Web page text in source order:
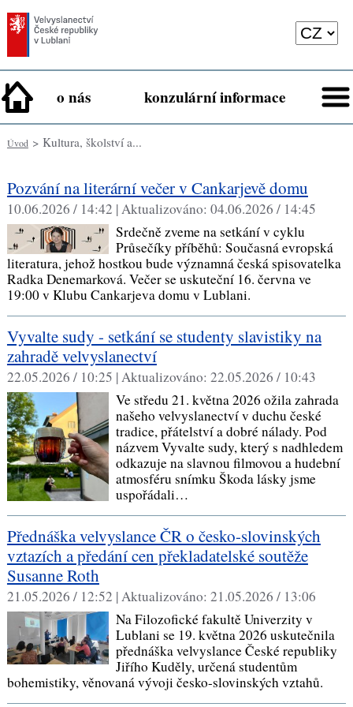
o nás konzulární informace
Úvod> Kultura, školství a...
Pozvání na literární večer v Cankarjevě domu
10.06.2026 / 14:42 |Aktualizováno: 04.06.2026 / 14:45
Srdečně zveme na setkání v cyklu
Průsečíky příběhů: Současná evropská
literatura, jehož hostkou bude významná česká spisovatelka
Radka Denemarková. Večer se uskuteční 16. června ve
19:00 v Klubu Cankarjeva domu v Lublani.
Vyvalte sudy - setkání se studenty slavistiky na
zahradě velvyslanectví
22.05.2026 / 10:25 |Aktualizováno: 22.05.2026 / 10:43
Ve středu 21. května 2026 ožila zahrada
našeho velvyslanectví v duchu české
tradice, přátelství a dobré nálady. Pod
názvem Vyvalte sudy, který s nadhledem
odkazuje na slavnou filmovou a hudební
atmosféru snímku Škoda lásky jsme
uspořádali…
Přednáška velvyslance ČR o česko-slovinských
vztazích a předání cen překladatelské soutěže
Susanne Roth
21.05.2026 / 12:52 |Aktualizováno: 21.05.2026 / 13:06
Na Filozofické fakultě Univerzity v
Lublani se 19. května 2026 uskutečnila
přednáška velvyslance České republiky
Jiřího Kuděly, určená studentům
bohemistiky, věnovaná vývoji česko-slovinských vztahů.